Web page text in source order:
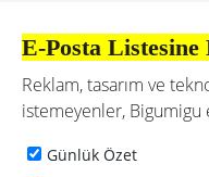
E-Posta Listesine
Reklam, tasarım ve
istemeyenler, Bigumigu
Günlük Özet